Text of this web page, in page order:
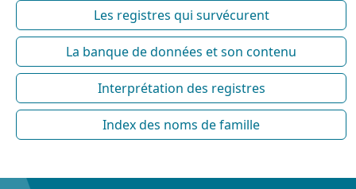
Les registres qui survécurent
La banque de données et son contenu
Interprétation des registres
Index des noms de famille